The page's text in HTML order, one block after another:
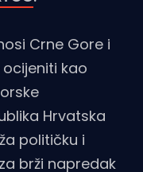
Crne Gore i
kao
Hrvatska
političku i
brži napredak